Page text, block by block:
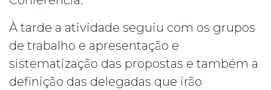
À tarde a atividade seguiu com os grupos
de trabalho e apresentação e
sistematização das propostas e também a
definição das delegadas que irão